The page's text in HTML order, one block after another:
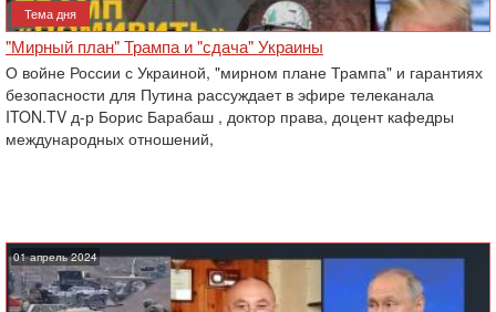
Тема дня
"Мирный план" Трампа и "сдача" Украины
О войне России с Украиной, "мирном плане Трампа" и гарантиях
безопасности для Путина рассуждает в эфире телеканала
ITON.TV д-р Борис Барабаш , доктор права, доцент кафедры
международных отношений,
01 апрель 2024